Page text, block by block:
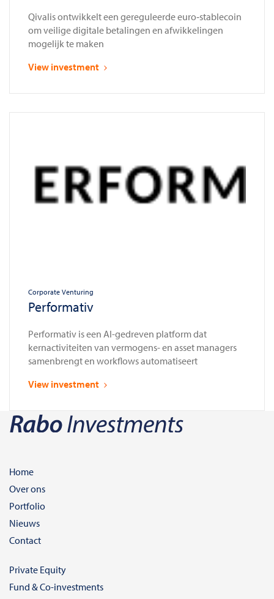
Qivalis ontwikkelt een gereguleerde euro‑stablecoin
om veilige digitale betalingen en afwikkelingen
mogelijk te maken
View investment
Corporate Venturing
Performativ
Performativ is een AI-gedreven platform dat
kernactiviteiten van vermogens- en asset managers
samenbrengt en workflows automatiseert
View investment
Home
Over ons
Portfolio
Nieuws
Contact
Private Equity
Fund & Co-investments